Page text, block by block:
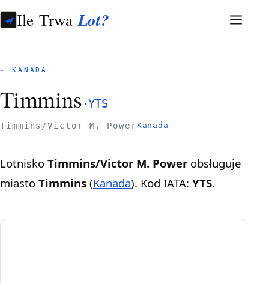
Ile TrwaLot?
← KANADA
Timmins ·YTS
Timmins/Victor M. PowerKanada
Lotnisko Timmins/Victor M. Power obsługuje
miasto Timmins (Kanada). Kod IATA: YTS.